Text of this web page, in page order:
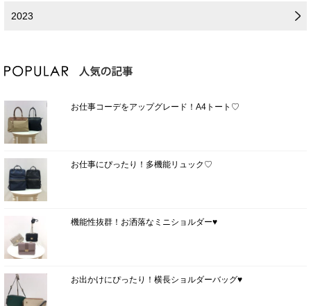
2023
お仕事コーデをアップグレード！A4トート♡
お仕事にぴったり！多機能リュック♡
機能性抜群！お洒落なミニショルダー♥
お出かけにぴったり！横長ショルダーバッグ♥